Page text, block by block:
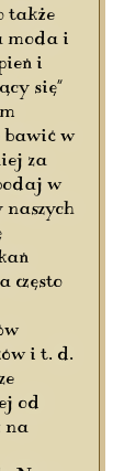
także
moda i
i
się”
bawić w
za
w
naszych
często
i t. d.
od
na